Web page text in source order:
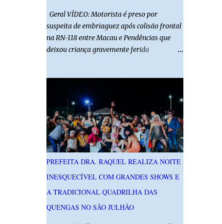
Geral VÍDEO: Motorista é preso por
suspeita de embriaguez após colisão frontal
na RN-118 entre Macau e Pendências que
deixou criança gravemente ferida
embriagado após um acidente que deixou
uma criança de 11 anos gravemente ferida
na manhã deste sábado (1º), na RN-118,
entre Macau e Pendências. Segundo a Polícia
Militar, dois carros que seguiam em sentidos
opostos bateram de frente. Um dos
condutores apresentava sinais de
embriaguez, foi levado ao Hospital Regional
Tarcísio Maia, em Mossoró, e autuado em
flagrante. O exame pericial para confirmar a
presença de álcool no organismo está em
PREFEITA DRA. RAQUEL REALIZA NOITE
INESQUECÍVEL COM GRANDES SHOWS E
A TRADICIONAL QUADRILHA DAS
QUENGAS NO SÃO JULHÃO